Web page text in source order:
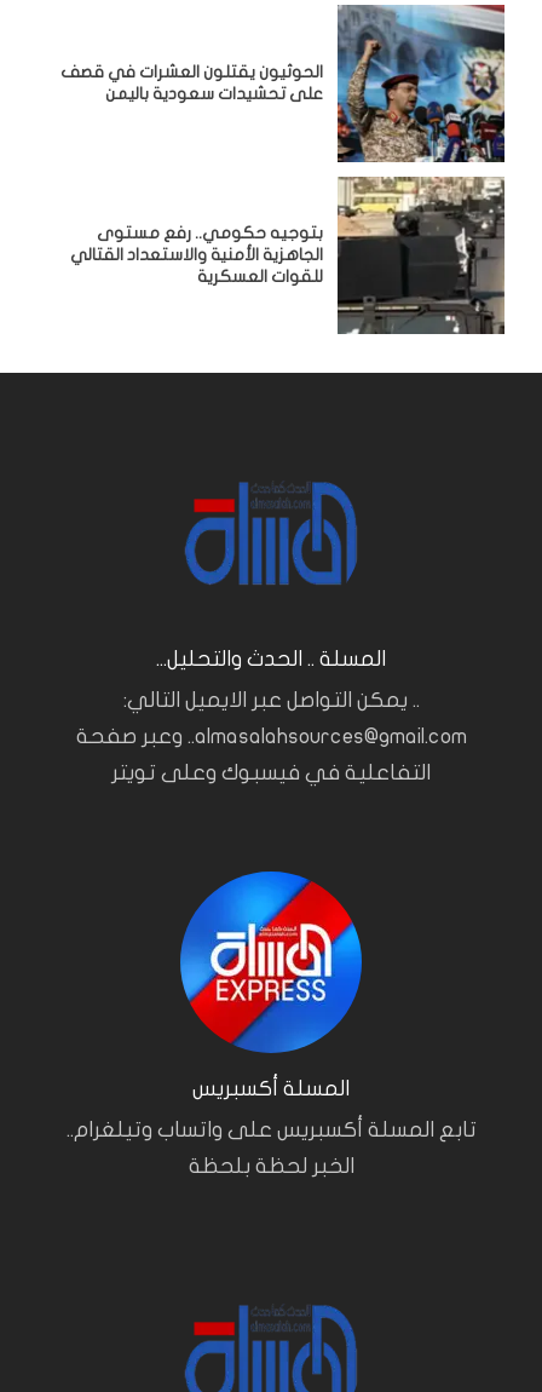
الحوثيون يقتلون العشرات في قصف
على تحشيدات سعودية باليمن
بتوجيه حكومي.. رفع مستوى
الجاهزية الأمنية والاستعداد القتالي
للقوات العسكرية
المسلة .. الحدث والتحليل...
.. يمكن التواصل عبر الايميل التالي:
almasalahsources@gmail.com.. وعبر صفحة
التفاعلية في فيسبوك وعلى تويتر
المسلة أكسبريس
تابع المسلة أكسبريس على واتساب وتيلغرام..
الخبر لحظة بلحظة